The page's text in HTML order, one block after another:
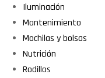
Iluminación
Mantenimiento
Mochilas y bolsas
Nutrición
Rodillos